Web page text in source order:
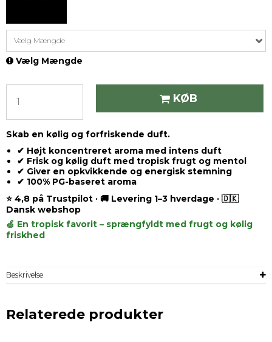
Vælg Mængde
Vælg Mængde
KØB
Skab en kølig og forfriskende duft.
✔ Højt koncentreret aroma med intens duft
✔ Frisk og kølig duft med tropisk frugt og mentol
✔ Giver en opkvikkende og energisk stemning
✔ 100% PG-baseret aroma
⭐ 4,8 på Trustpilot · 🚚 Levering 1–3 hverdage · 🇩🇰
Dansk webshop
🍏 En tropisk favorit – sprængfyldt med frugt og kølig
friskhed
Beskrivelse
Relaterede produkter